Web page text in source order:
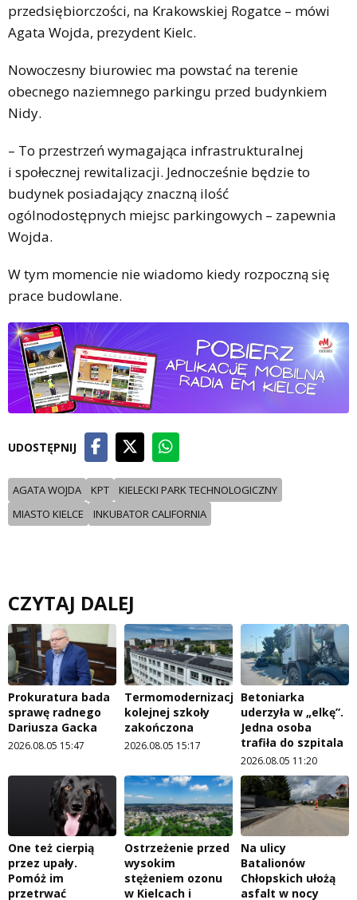
przedsiębiorczości, na Krakowskiej Rogatce – mówi
Agata Wojda, prezydent Kielc.
Nowoczesny biurowiec ma powstać na terenie
obecnego naziemnego parkingu przed budynkiem
Nidy.
– To przestrzeń wymagająca infrastrukturalnej
i społecznej rewitalizacji. Jednocześnie będzie to
budynek posiadający znaczną ilość
ogólnodostępnych miejsc parkingowych – zapewnia
Wojda.
W tym momencie nie wiadomo kiedy rozpoczną się
prace budowlane.
UDOSTĘPNIJ
AGATA WOJDA KPT
KIELECKI PARK TECHNOLOGICZNY
MIASTO KIELCE
INKUBATOR CALIFORNIA
CZYTAJ DALEJ
Prokuratura bada
sprawę radnego
Dariusza Gacka
2026.08.05 15:47
Termomodernizacja
kolejnej szkoły
zakończona
2026.08.05 15:17
Betoniarka
uderzyła w „elkę”.
Jedna osoba
trafiła do szpitala
2026.08.05 11:20
One też cierpią
przez upały.
Pomóż im
przetrwać
Ostrzeżenie przed
wysokim
stężeniem ozonu
w Kielcach i
Na ulicy
Batalionów
Chłopskich ułożą
asfalt w nocy